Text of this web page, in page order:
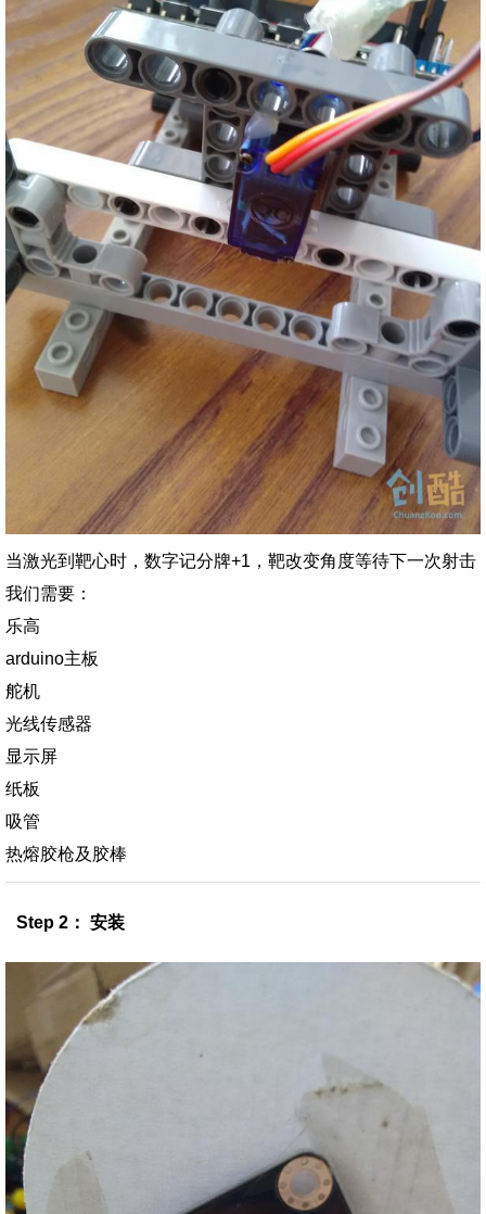
当激光到靶心时，数字记分牌+1，靶改变角度等待下一次射击
我们需要：
乐高
arduino主板
舵机
光线传感器
显示屏
纸板
吸管
热熔胶枪及胶棒
Step 2： 安装